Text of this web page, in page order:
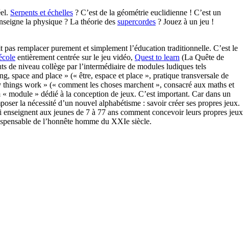
Serpents et échelles ? C’est de la géométrie euclidienne ! C’est un
la physique ? La théorie des supercordes ? Jouez à un jeu !
remplacer purement et simplement l’éducation traditionnelle. C’est le
entièrement centrée sur le jeu vidéo, Quest to learn (La Quête de
de niveau collège par l’intermédiaire de modules ludiques tels
space and place » (« être, espace et place », pratique transversale de
work » (« comment les choses marchent », consacré aux maths et
module » dédié à la conception de jeux. C’est important. Car dans un
la nécessité d’un nouvel alphabétisme : savoir créer ses propres jeux.
enseignent aux jeunes de 7 à 77 ans comment concevoir leurs propres jeux
de l’honnête homme du XXIe siècle.